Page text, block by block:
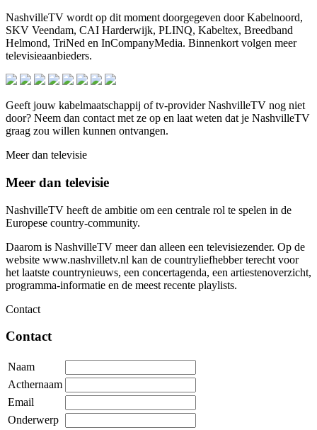
NashvilleTV wordt op dit moment doorgegeven door Kabelnoord,
SKV Veendam, CAI Harderwijk, PLINQ, Kabeltex, Breedband
Helmond, TriNed en InCompanyMedia. Binnenkort volgen meer
televisieaanbieders.
Geeft jouw kabelmaatschappij of tv-provider NashvilleTV nog niet
door? Neem dan contact met ze op en laat weten dat je NashvilleTV
graag zou willen kunnen ontvangen.
Meer dan televisie
Meer dan televisie
NashvilleTV heeft de ambitie om een centrale rol te spelen in de
Europese country-community.
Daarom is NashvilleTV meer dan alleen een televisiezender. Op de
website www.nashvilletv.nl kan de countryliefhebber terecht voor
het laatste countrynieuws, een concertagenda, een artiestenoverzicht,
programma-informatie en de meest recente playlists.
Contact
Contact
Naam
Acthernaam
Email
Onderwerp